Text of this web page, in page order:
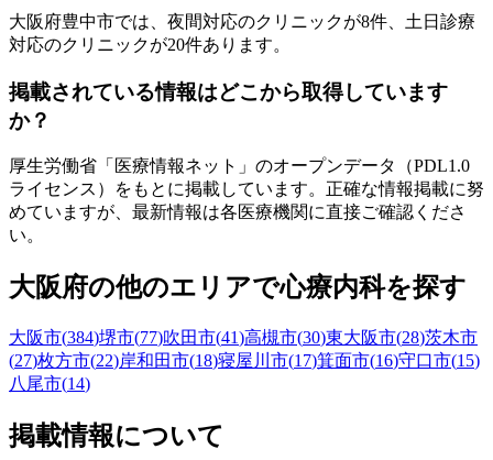
大阪府豊中市では、夜間対応のクリニックが8件、土日診療
対応のクリニックが20件あります。
掲載されている情報はどこから取得しています
か？
厚生労働省「医療情報ネット」のオープンデータ（PDL1.0
ライセンス）をもとに掲載しています。正確な情報掲載に努
めていますが、最新情報は各医療機関に直接ご確認くださ
い。
大阪府の他のエリアで心療内科を探す
大阪市(384)堺市(77)吹田市(41)高槻市(30)東大阪市(28)茨木市
(27)枚方市(22)岸和田市(18)寝屋川市(17)箕面市(16)守口市(15)
八尾市(14)
掲載情報について